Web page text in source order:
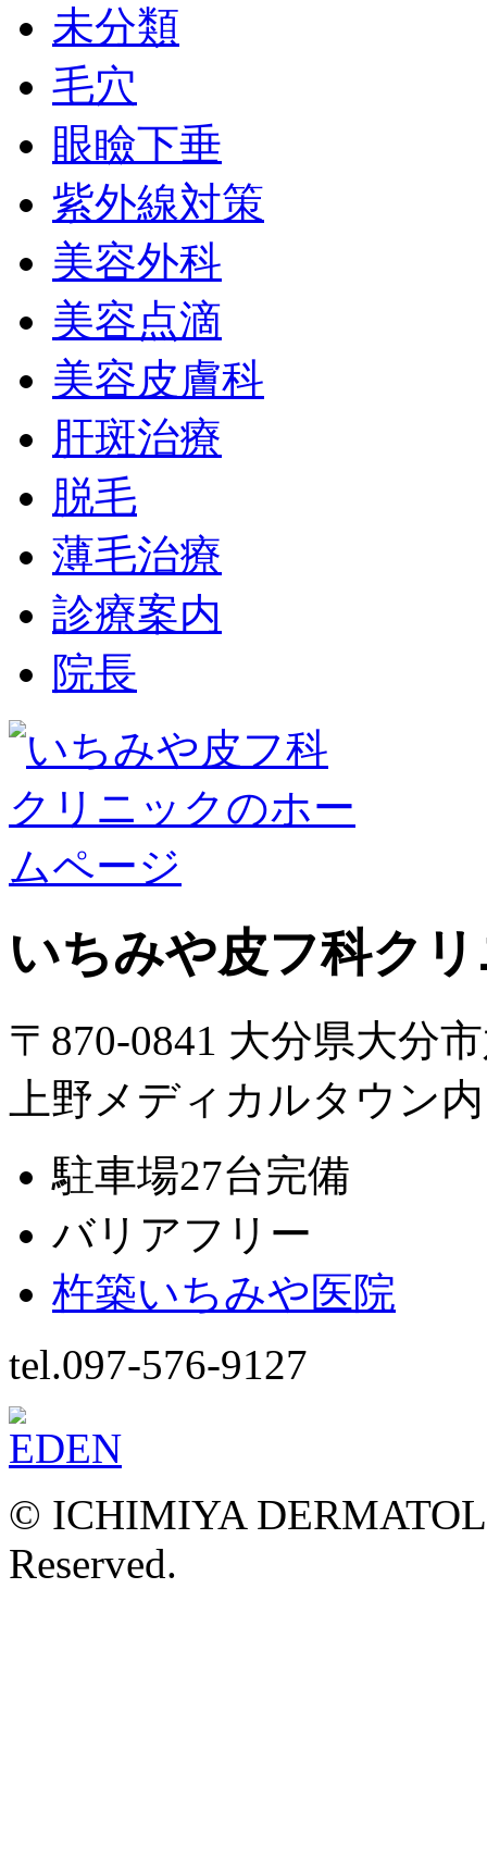
未分類
毛穴
眼瞼下垂
紫外線対策
美容外科
美容点滴
美容皮膚科
肝斑治療
脱毛
薄毛治療
診療案内
院長
いちみや皮フ科ク
〒870-0841 大分県大分
上野メディカルタウン内
駐車場27台完備
バリアフリー
杵築いちみや医院
tel.097-576-9127
© ICHIMIYA
Reserved.